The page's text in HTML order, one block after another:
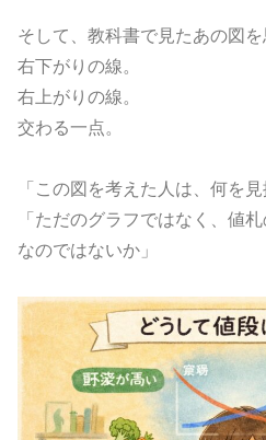
そして、教科書で見たあの図を
右下がりの線。
右上がりの線。
交わる一点。
「この図を考えた人は、何を
「ただのグラフではなく、値
なのではないか」